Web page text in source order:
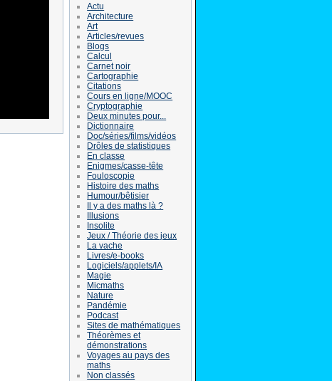
Actu
Architecture
Art
Articles/revues
Blogs
Calcul
Carnet noir
Cartographie
Citations
Cours en ligne/MOOC
Cryptographie
Deux minutes pour...
Dictionnaire
Doc/séries/films/vidéos
Drôles de statistiques
En classe
Enigmes/casse-tête
Fouloscopie
Histoire des maths
Humour/bêtisier
Il y a des maths là ?
Illusions
Insolite
Jeux / Théorie des jeux
La vache
Livres/e-books
Logiciels/applets/IA
Magie
Micmaths
Nature
Pandémie
Podcast
Sites de mathématiques
Théorèmes et
démonstrations
Voyages au pays des
maths
Non classés